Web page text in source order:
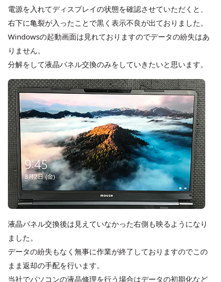
電源を入れてディスプレイの状態を確認させていただくと、
右下に亀裂が入ったことで黒く表示不良が出ておりました。
Windowsの起動画面は見れておりますのでデータの紛失はあ
りません。
分解をして液晶パネル交換のみをしていきたいと思います。
液晶パネル交換後は見えていなかった右側も映るようになり
ました。
データの紛失もなく無事に作業が終了しておりますのでこの
まま返却の手配を行います。
当社でパソコンの液晶修理を行う場合はデータの初期化など